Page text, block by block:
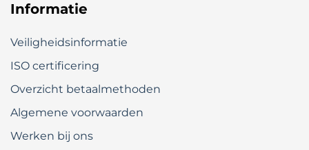
Informatie
Veiligheidsinformatie
ISO certificering
Overzicht betaalmethoden
Algemene voorwaarden
Werken bij ons